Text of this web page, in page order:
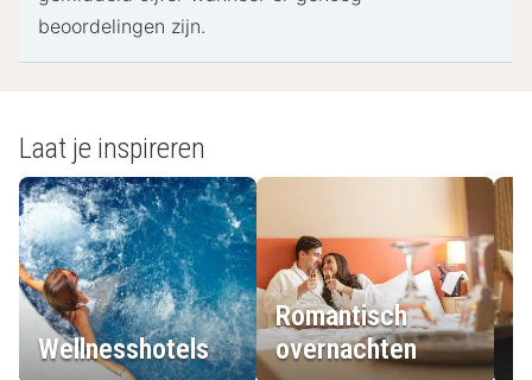
gebracht. Speciale verzoeken kunnen niet worden
gegarandeerd.
- Speciale instructies:
De receptiemedewerker staat bij aankomst op je
te wachten.
- Uitchecken: 12:00
- Toeslagen:
De volgende kosten dienen bij de accommodatie
te worden betaald:
beoordelingen zijn.
Laat je inspireren
Wellnesshotels
Romantisch
overnachten